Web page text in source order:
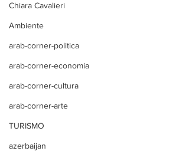
Chiara Cavalieri
Ambiente
arab-corner-politica
arab-corner-economia
arab-corner-cultura
arab-corner-arte
TURISMO
azerbaijan